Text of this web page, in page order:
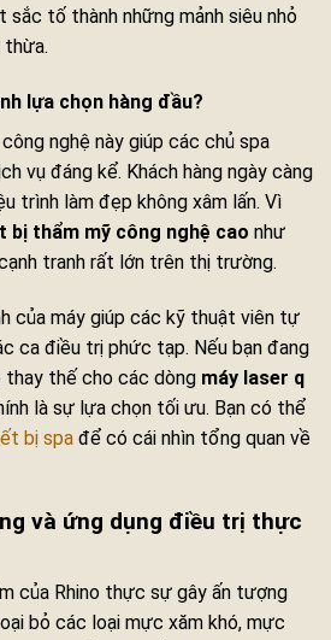
sắc tố thành những mảnh siêu nhỏ
thừa.
lựa chọn hàng đầu?
nghệ này giúp các chủ spa
vụ đáng kể. Khách hàng ngày càng
trình làm đẹp không xâm lấn. Vì
bị thẩm mỹ công nghệ cao như
tranh rất lớn trên thị trường.
của máy giúp các kỹ thuật viên tự
ca điều trị phức tạp. Nếu bạn đang
thay thế cho các dòng máy laser q
là sự lựa chọn tối ưu. Bạn có thể
bị spa để có cái nhìn tổng quan về
và ứng dụng điều trị thực
của Rhino thực sự gây ấn tượng
bỏ các loại mực xăm khó, mực